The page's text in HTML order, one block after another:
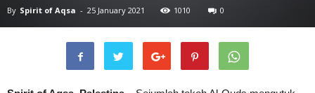
By Spirit of Aqsa - 25 January 2021 1010 0